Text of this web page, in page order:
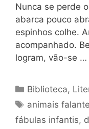
Nunca se perde
abarca pouco
espinhos colhe.
acompanhado.
logram, vão-se …
Categorias
Biblioteca,
Tags
animais
fábulas infantis,